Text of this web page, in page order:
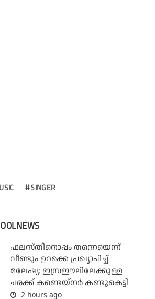
SINGER
ഫലസ്തീനൊപ്പം തന്നെയെന്ന്
വീണ്ടും ഉറക്കെ പ്രഖ്യാപിച്ച്
മലേഷ്യ: ഇസ്രഈലിലേക്കുള്ള
ചരക്ക് കണ്ടെയ്‌നര്‍ കണ്ടുകെട്ടി
2 hours ago